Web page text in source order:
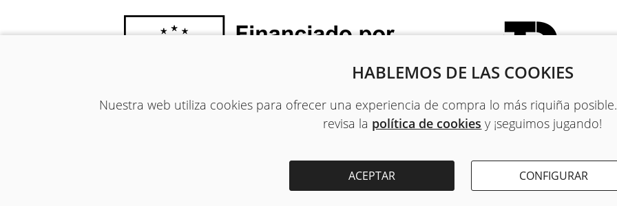
HABLEMOS DE LAS COOKIES
Nuestra web utiliza cookies para ofrecer una experiencia de compra lo más riquiña
revisa la política de cookies y ¡seguimos jugando!
ACEPTAR CONFIGURAR
POLÍTICA DE PRIVACIDAD - POLÍTICA DE COOKIES - TÉRMINOS Y